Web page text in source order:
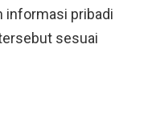
informasi pribadi
sesuai